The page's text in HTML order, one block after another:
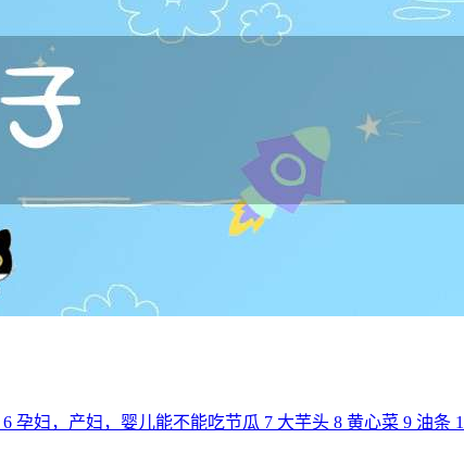
6 孕妇，产妇，婴儿能不能吃节瓜 7 大芋头 8 黄心菜 9 油条